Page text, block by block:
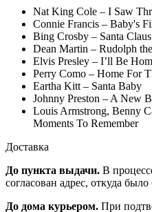
Nat King Cole – I Saw
Connie Francis – Baby's
Bing Crosby – Santa
Dean Martin – Rudolph
Elvis Presley – I’ll Be
Perry Como – Home For
Eartha Kitt – Santa Baby
Johnny Preston – A New
Louis Armstrong, Benny
Moments To Remember
Доставка
До пункта выдачи. В
согласован адрес, откуда было
До дома курьером. При